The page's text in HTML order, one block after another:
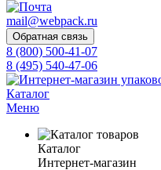
mail@webpack.ru
Обратная связь
8 (800) 500-41-07
8 (495) 540-47-06
Каталог
Меню
Каталог
Интернет-магазин